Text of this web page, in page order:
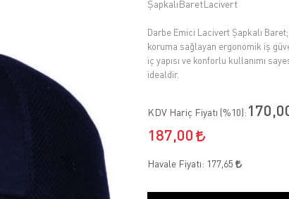
ŞapkalıBaretLacivert
Darbe Emici Lacivert Şapkalı
koruma sağlayan ergonomik iş
iç yapısı ve konforlu kullanımı
idealdir.
KDV Hariç Fiyatı (%10):
187,00
Havale Fiyatı: 177,65